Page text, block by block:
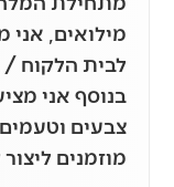
מילואים, אני
לבית הלקוח
בנוסף אני
צבעים
מוזמנים